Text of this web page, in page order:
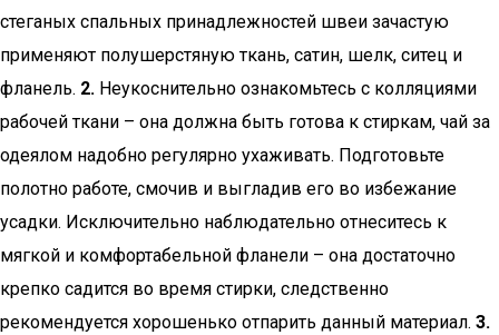
стеганых спальных принадлежностей швеи зачастую
применяют полушерстяную ткань, сатин, шелк, ситец и
фланель. 2. Неукоснительно ознакомьтесь с колляциями
рабочей ткани – она должна быть готова к стиркам, чай за
одеялом надобно регулярно ухаживать. Подготовьте
полотно работе, смочив и выгладив его во избежание
усадки. Исключительно наблюдательно отнеситесь к
мягкой и комфортабельной фланели – она достаточно
крепко садится во время стирки, следственно
рекомендуется хорошенько отпарить данный материал. 3.